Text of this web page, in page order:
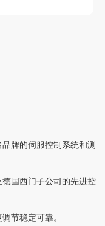
牌的伺服控制系统和测
国西门子公司的先进控
节稳定可靠。